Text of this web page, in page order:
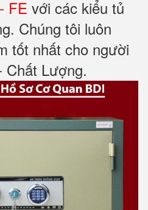
FE với các kiểu tủ
Chúng tôi luôn
tốt nhất cho người
Chất Lượng.